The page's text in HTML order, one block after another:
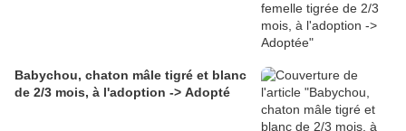
Babychou, chaton mâle tigré et blanc
de 2/3 mois, à l'adoption -> Adopté